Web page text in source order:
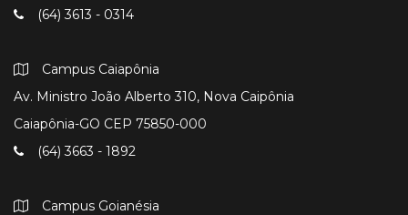
(64) 3613 - 0314
Campus Caiapônia
Av. Ministro João Alberto 310, Nova Caipônia
Caiapônia-GO CEP 75850-000
(64) 3663 - 1892
Campus Goianésia